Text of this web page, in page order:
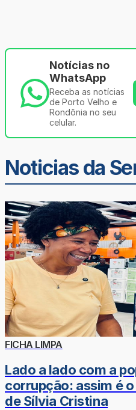
Notícias no
WhatsApp
Receba as notícias
de Porto Velho e
Rondônia no seu
celular.
Noticias da
FICHA LIMPA
Lado a lado com a
corrupção: assim é
de Sílvia Cristina